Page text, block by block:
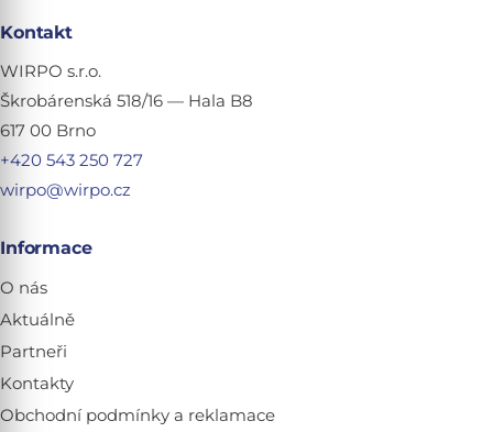
Kontakt
WIRPO s.r.o.
Škrobárenská 518/16 — Hala B8
617 00 Brno
+420 543 250 727
wirpo@wirpo.cz
Informace
O nás
Aktuálně
Partneři
Kontakty
Obchodní podmínky a reklamace